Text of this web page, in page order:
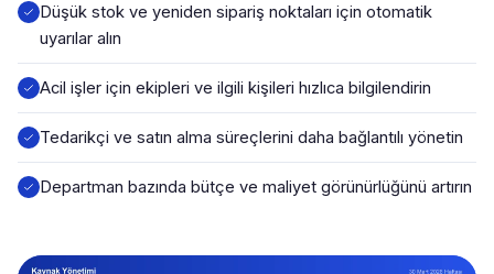
Düşük stok ve yeniden sipariş noktaları için otomatik
uyarılar alın
Acil işler için ekipleri ve ilgili kişileri hızlıca bilgilendirin
Tedarikçi ve satın alma süreçlerini daha bağlantılı yönetin
Departman bazında bütçe ve maliyet görünürlüğünü artırın